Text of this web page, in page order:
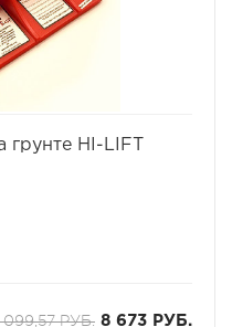
HI-LIFT
099,57 РУБ. 8 673 РУБ.